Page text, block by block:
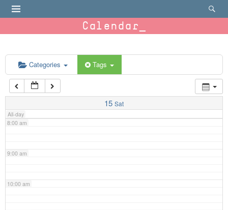
Calendar
Categories Tags
15 Sat
All-day
6:00 am
7:00 am
8:00 am
9:00 am
10:00 am